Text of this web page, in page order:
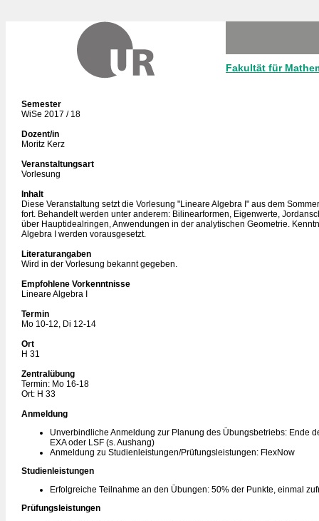
Fakultät für
Semester
WiSe 2017 / 18
Dozent/in
Moritz Kerz
Veranstaltungsart
Vorlesung
Inhalt
Diese Veranstaltung setzt die Vorlesung "Lineare Algebra I" aus dem
fort. Behandelt werden unter anderem: Bilinearformen, Eigenwerte,
über Hauptidealringen, Anwendungen in der analytischen Geometrie.
Algebra I werden vorausgesetzt.
Literaturangaben
Wird in der Vorlesung bekannt gegeben.
Empfohlene Vorkenntnisse
Lineare Algebra I
Termin
Mo 10-12, Di 12-14
Ort
H 31
Zentralübung
Termin: Mo 16-18
Ort: H 33
Anmeldung
Unverbindliche Anmeldung zur Planung des Übungsbetriebs: Ende
EXA oder LSF (s. Aushang)
Anmeldung zu Studienleistungen/Prüfungsleistungen: FlexNow
Studienleistungen
Erfolgreiche Teilnahme an den Übungen: 50% der Punkte, einmal
Prüfungsleistungen